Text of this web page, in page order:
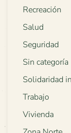
Recreación
Salud
Seguridad
Sin categoría
Solidaridad
Trabajo
Vivienda